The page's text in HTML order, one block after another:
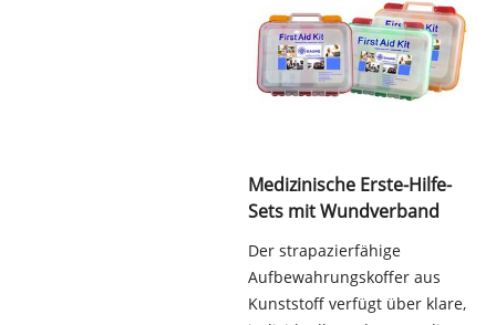
Medizinische Erste-Hilfe-
Sets mit Wundverband
Der strapazierfähige
Aufbewahrungskoffer aus
Kunststoff verfügt über klare,